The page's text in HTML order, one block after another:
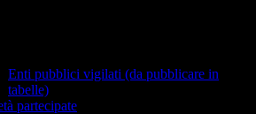
Enti pubblici vigilati (da pubblicare in
tabelle)
partecipate